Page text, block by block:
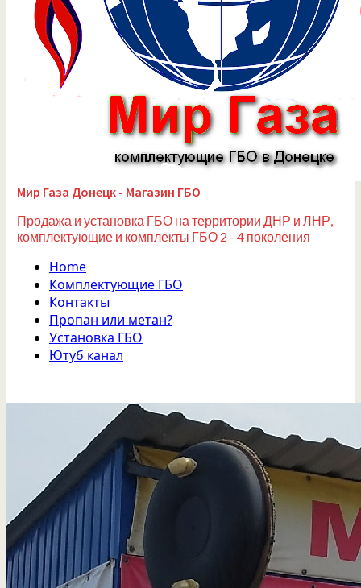
Мир Газа Донецк - Магазин ГБО
Продажа и установка ГБО на территории ДНР и ЛНР,
комплектующие и комплекты ГБО 2 - 4 поколения
Home
Комплектующие ГБО
Контакты
Пропан или метан?
Установка ГБО
Ютуб канал